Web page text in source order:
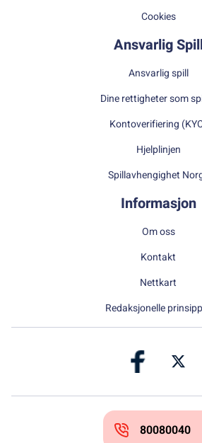
Cookies
Ansvarlig
Ansvarlig spill
Dine rettigheter som
Kontoverifiering
Hjelplinjen
Spillavhengighet
Informasjon
Om oss
Kontakt
Nettkart
Redaksjonelle
80080040